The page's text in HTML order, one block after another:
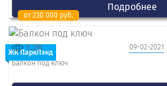
Подробнее
ЖК ПаркЛэнд
от 230 000 руб.
09-02-2021
1.2K
Балкон под ключ